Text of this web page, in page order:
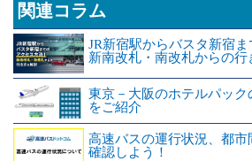
関連コラム
JR新宿駅からバスタ新宿ま
新南改札・南改札からの行
東京－大阪のホテルパック
をご紹介
高速バスの運行状況、都市
確認しよう！